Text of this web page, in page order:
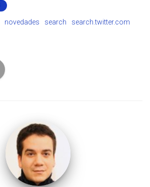
novedades search
search.twitter.com